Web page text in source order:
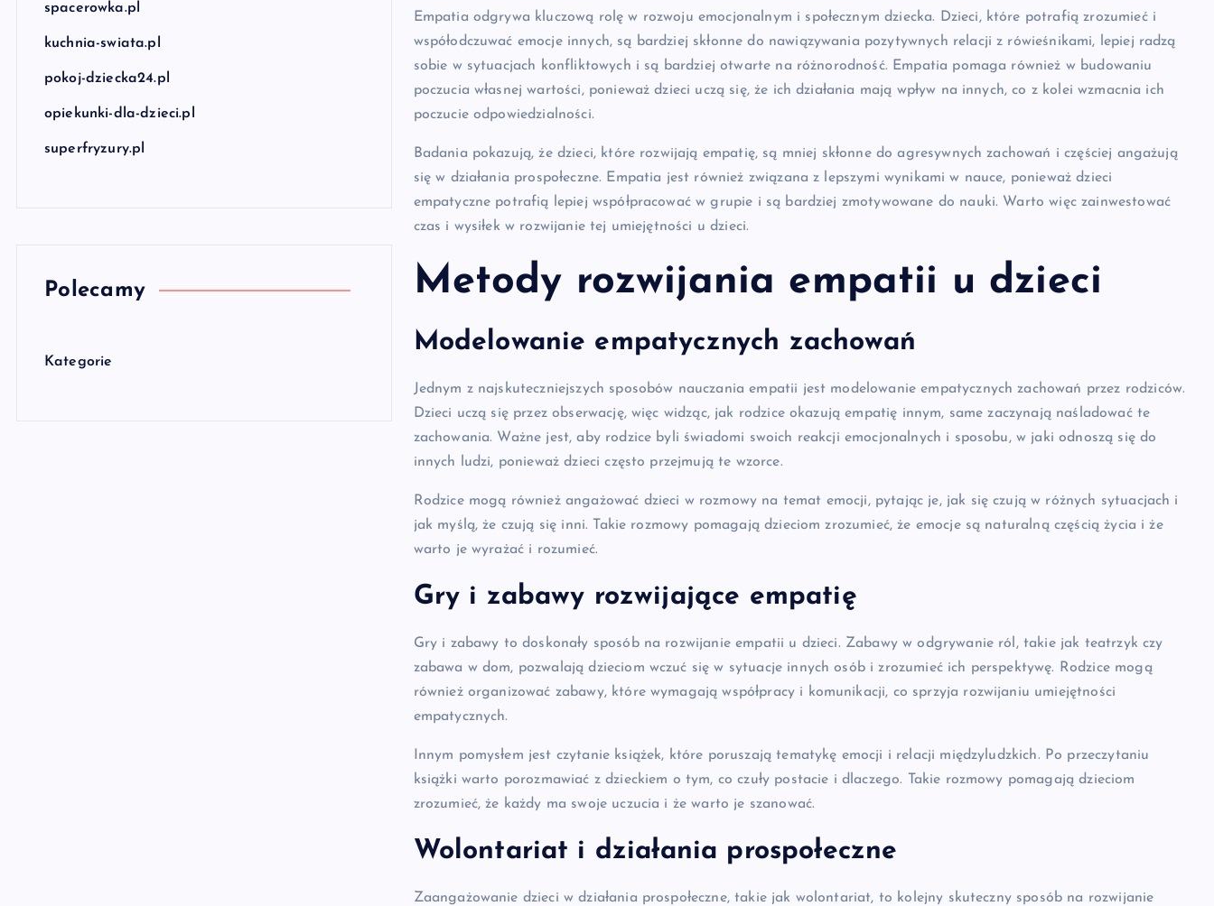
spacerowka.pl
kuchnia-swiata.pl
pokoj-dziecka24.pl
opiekunki-dla-dzieci.pl
superfryzury.pl
Polecamy
Kategorie
Empatia odgrywa kluczową rolę w rozwoju emocjonalnym i społecznym dziecka. Dzieci, które potrafią zrozumieć i
współodczuwać emocje innych, są bardziej skłonne do nawiązywania pozytywnych relacji z rówieśnikami, lepiej radzą
sobie w sytuacjach konfliktowych i są bardziej otwarte na różnorodność. Empatia pomaga również w budowaniu
poczucia własnej wartości, ponieważ dzieci uczą się, że ich działania mają wpływ na innych, co z kolei wzmacnia ich
poczucie odpowiedzialności.
Badania pokazują, że dzieci, które rozwijają empatię, są mniej skłonne do agresywnych zachowań i częściej angażują
się w działania prospołeczne. Empatia jest również związana z lepszymi wynikami w nauce, ponieważ dzieci
empatyczne potrafią lepiej współpracować w grupie i są bardziej zmotywowane do nauki. Warto więc zainwestować
czas i wysiłek w rozwijanie tej umiejętności u dzieci.
Metody rozwijania empatii u dzieci
Modelowanie empatycznych zachowań
Jednym z najskuteczniejszych sposobów nauczania empatii jest modelowanie empatycznych zachowań przez rodziców.
Dzieci uczą się przez obserwację, więc widząc, jak rodzice okazują empatię innym, same zaczynają naśladować te
zachowania. Ważne jest, aby rodzice byli świadomi swoich reakcji emocjonalnych i sposobu, w jaki odnoszą się do
innych ludzi, ponieważ dzieci często przejmują te wzorce.
Rodzice mogą również angażować dzieci w rozmowy na temat emocji, pytając je, jak się czują w różnych sytuacjach i
jak myślą, że czują się inni. Takie rozmowy pomagają dzieciom zrozumieć, że emocje są naturalną częścią życia i że
warto je wyrażać i rozumieć.
Gry i zabawy rozwijające empatię
Gry i zabawy to doskonały sposób na rozwijanie empatii u dzieci. Zabawy w odgrywanie ról, takie jak teatrzyk czy
zabawa w dom, pozwalają dzieciom wczuć się w sytuacje innych osób i zrozumieć ich perspektywę. Rodzice mogą
również organizować zabawy, które wymagają współpracy i komunikacji, co sprzyja rozwijaniu umiejętności
empatycznych.
Innym pomysłem jest czytanie książek, które poruszają tematykę emocji i relacji międzyludzkich. Po przeczytaniu
książki warto porozmawiać z dzieckiem o tym, co czuły postacie i dlaczego. Takie rozmowy pomagają dzieciom
zrozumieć, że każdy ma swoje uczucia i że warto je szanować.
Wolontariat i działania prospołeczne
Zaangażowanie dzieci w działania prospołeczne, takie jak wolontariat, to kolejny skuteczny sposób na rozwijanie